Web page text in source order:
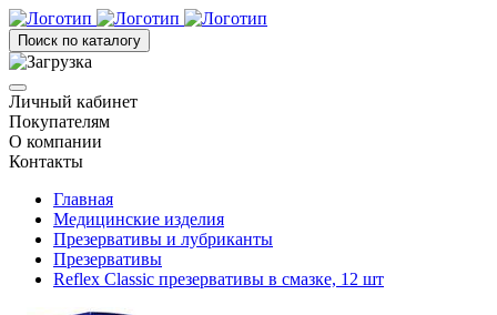
Поиск по каталогу
Личный кабинет
Покупателям
О компании
Контакты
Главная
Медицинские изделия
Презервативы и лубриканты
Презервативы
Reflex Classic презервативы в смазке, 12 шт